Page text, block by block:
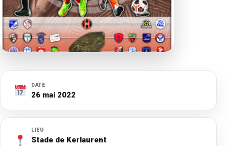
DATE
26 mai 2022
LIEU
Stade de Kerlaurent